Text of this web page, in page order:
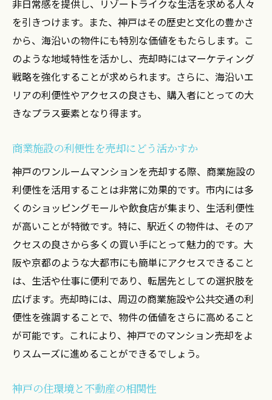
非日常感を提供し、リゾートライクな生活を求める人々
を引きつけます。また、神戸はその歴史と文化の豊かさ
から、海沿いの物件にも特別な価値をもたらします。こ
のような地域特性を活かし、売却時にはマーケティング
戦略を強化することが求められます。さらに、海沿いエ
リアの利便性やアクセスの良さも、購入者にとっての大
きなプラス要素となり得ます。
商業施設の利便性を売却にどう活かすか
神戸のワンルームマンションを売却する際、商業施設の
利便性を活用することは非常に効果的です。市内には多
くのショッピングモールや飲食店が集まり、生活利便性
が高いことが特徴です。特に、駅近くの物件は、そのア
クセスの良さから多くの買い手にとって魅力的です。大
阪や京都のような大都市にも簡単にアクセスできること
は、生活や仕事に便利であり、転居先としての選択肢を
広げます。売却時には、周辺の商業施設や公共交通の利
便性を強調することで、物件の価値をさらに高めること
が可能です。これにより、神戸でのマンション売却をよ
りスムーズに進めることができるでしょう。
神戸の住環境と不動産の相関性